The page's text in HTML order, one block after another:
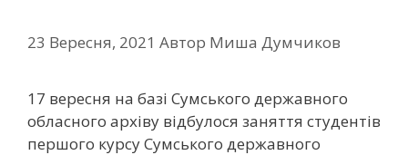
23 Вересня, 2021 Автор Миша Думчиков
17 вересня на базі Сумського державного
обласного архіву відбулося заняття студентів
першого курсу Сумського державного